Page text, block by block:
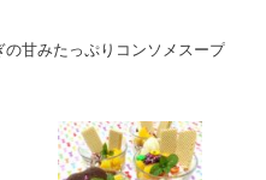
の甘みたっぷりコンソメスープ